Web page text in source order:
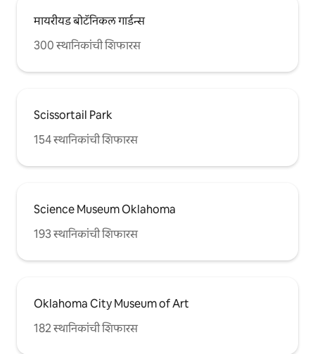
मायरीयड बोटॅनिकल गार्डन्स
300 स्थानिकांची शिफारस
Scissortail Park
154 स्थानिकांची शिफारस
Science Museum Oklahoma
193 स्थानिकांची शिफारस
Oklahoma City Museum of Art
182 स्थानिकांची शिफारस